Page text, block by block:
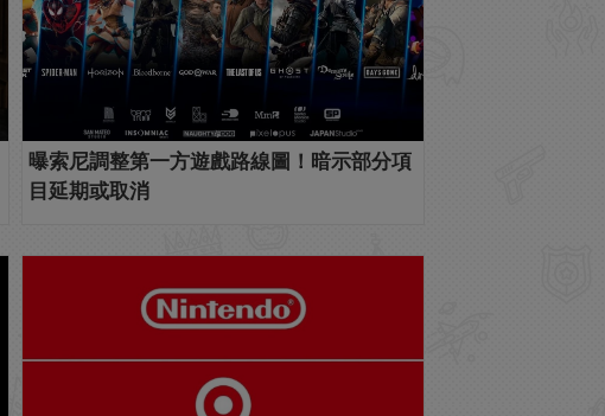
曝索尼調整第一方遊戲路線圖！暗示部分項
目延期或取消